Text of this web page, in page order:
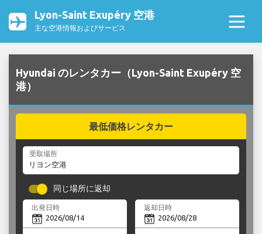
Lyon-Saint Exupéry 空港
主な空港情報およびサービス
Hyundai のレンタカー（Lyon-Saint Exupéry 空
港）
最低価格レンタカー
受取場所
同じ場所に返却
出発日時 返却日時